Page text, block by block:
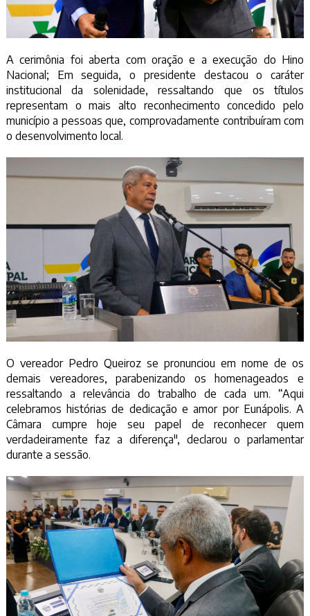
A cerimônia foi aberta com oração e a execução do Hino
Nacional; Em seguida, o presidente destacou o caráter
institucional da solenidade, ressaltando que os títulos
representam o mais alto reconhecimento concedido pelo
município a pessoas que, comprovadamente contribuíram com
o desenvolvimento local.
O vereador Pedro Queiroz se pronunciou em nome de os
demais vereadores, parabenizando os homenageados e
ressaltando a relevância do trabalho de cada um. “Aqui
celebramos histórias de dedicação e amor por Eunápolis. A
Câmara cumpre hoje seu papel de reconhecer quem
verdadeiramente faz a diferença", declarou o parlamentar
durante a sessão.